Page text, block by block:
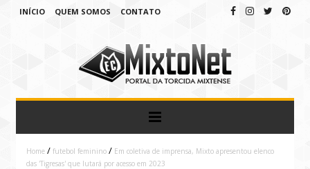
INÍCIO QUEM SOMOS CONTATO
Home / futebol feminino / Em coletiva de imprensa, Mixto apresentou elenco
das 'Tigresas' que lutará por acesso em 2023